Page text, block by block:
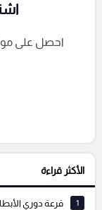
التعليقات
احصل على
الأكثر قراءة
1 قرعة دوري